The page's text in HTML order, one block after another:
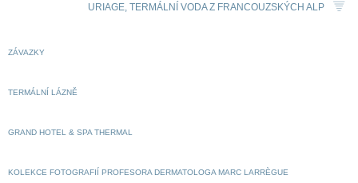
URIAGE, TERMÁLNÍ VODA Z FRANCOUZSKÝCH ALP
ZÁVAZKY
TERMÁLNÍ LÁZNĚ
GRAND HOTEL & SPA THERMAL
KOLEKCE FOTOGRAFIÍ PROFESORA DERMATOLOGA MARC LARRÈGUE